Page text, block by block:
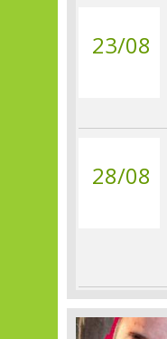
23/08
28/08